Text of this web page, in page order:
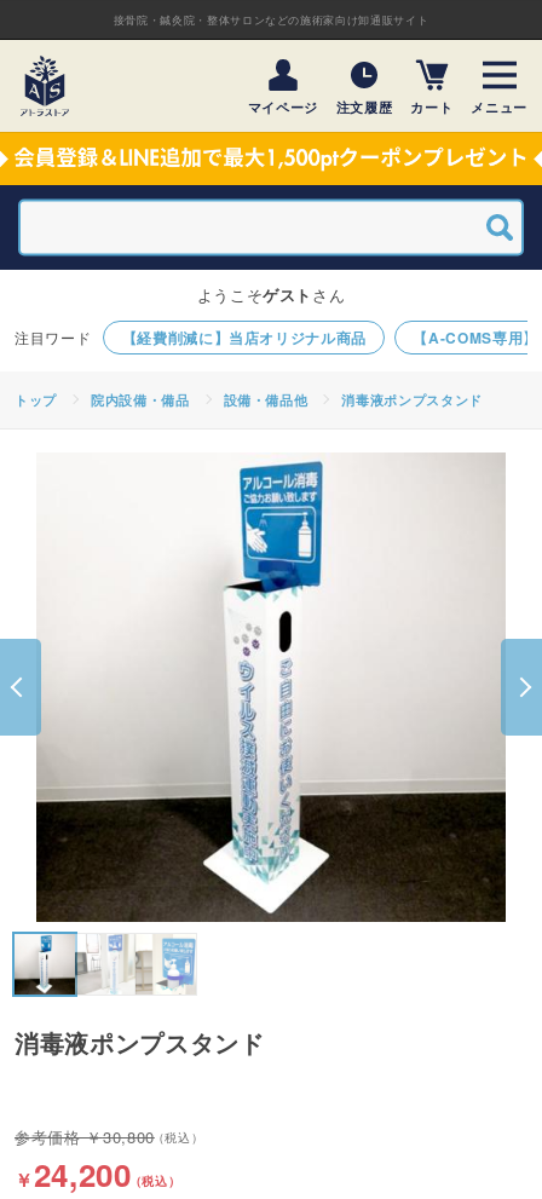
接骨院・鍼灸院・整体サロンなどの施術家向け卸通販サイト
マイページ 注文履歴 カート メニュー
【経費削減に】当店オリジナル商品 【A-COMS専用
ようこそゲスト さん
トップ 院内設備・備品 設備・備品他 消毒液ポンプスタンド
消毒液ポンプスタンド
30,800
24,200